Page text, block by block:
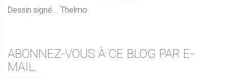
Dessin signé... Thelmo
ABONNEZ-VOUS À CE BLOG PAR E-
MAIL.